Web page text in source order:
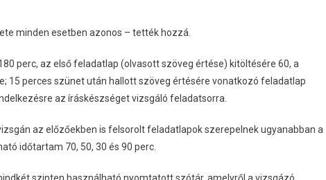
minden esetben azonos – tették hozzá.
perc, az első feladatlap (olvasott szöveg értése) kitöltésére 60, a
15 perces szünet után hallott szöveg értésére vonatkozó feladatlap
az íráskészséget vizsgáló feladatsorra.
az előzőekben is felsorolt feladatlapok szerepelnek ugyanabban a
időtartam 70, 50, 30 és 90 perc.
szinten használható nyomtatott szótár, amelyről a vizsgázó